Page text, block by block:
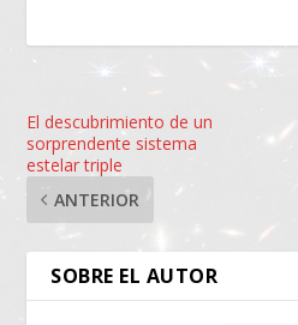
El descubrimiento de un
sorprendente sistema
estelar triple
ANTERIOR
SOBRE EL AUTOR